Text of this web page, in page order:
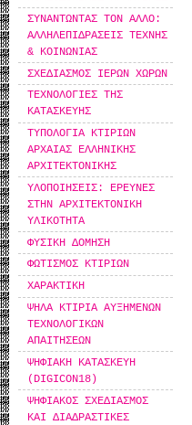
ΣΥΝΑΝΤΩΝΤΑΣ ΤΟΝ ΑΛΛΟ:
ΑΛΛΗΛΕΠΙΔΡΑΣΕΙΣ ΤΕΧΝΗΣ
& ΚΟΙΝΩΝΙΑΣ
ΣΧΕΔΙΑΣΜΟΣ ΙΕΡΩΝ ΧΩΡΩΝ
ΤΕΧΝΟΛΟΓΙΕΣ ΤΗΣ
ΚΑΤΑΣΚΕΥΗΣ
ΤΥΠΟΛΟΓΙΑ ΚΤΙΡΙΩΝ
ΑΡΧΑΙΑΣ ΕΛΛΗΝΙΚΗΣ
ΑΡΧΙΤΕΚΤΟΝΙΚΗΣ
ΥΛΟΠΟΙΗΣΕΙΣ: ΕΡΕΥΝΕΣ
ΣΤΗΝ ΑΡΧΙΤΕΚΤΟΝΙΚΗ
ΥΛΙΚΟΤΗΤΑ
ΦΥΣΙΚΗ ΔΟΜΗΣΗ
ΦΩΤΙΣΜΟΣ ΚΤΙΡΙΩΝ
ΧΑΡΑΚΤΙΚΗ
ΨΗΛΑ ΚΤΙΡΙΑ ΑΥΞΗΜΕΝΩΝ
ΤΕΧΝΟΛΟΓΙΚΩΝ
ΑΠΑΙΤΗΣΕΩΝ
ΨΗΦΙΑΚΗ ΚΑΤΑΣΚΕΥΗ
(DIGICON18)
ΨΗΦΙΑΚΟΣ ΣΧΕΔΙΑΣΜΟΣ
ΚΑΙ ΔΙΑΔΡΑΣΤΙΚΕΣ